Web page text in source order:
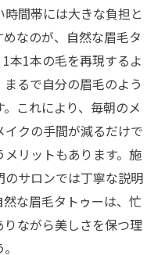
間帯には大きな負担と
なのが、自然な眉毛タ
本1本の毛を再現するよ
るで自分の眉毛のよう
これにより、毎朝のメ
クの手間が減るだけで
リットもあります。施
サロンでは丁寧な説明
な眉毛タトゥーは、忙
ながら美しさを保つ理